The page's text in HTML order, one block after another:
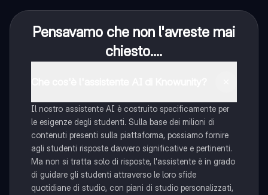
Pensavamo che non l'avreste mai
chiesto....
Il nostro assistente AI è costruito specificamente per
le esigenze degli studenti. Sulla base dei milioni di
contenuti presenti sulla piattaforma, possiamo fornire
agli studenti risposte davvero significative e pertinenti.
Ma non si tratta solo di risposte, l'assistente è in grado
di guidare gli studenti attraverso le loro sfide
quotidiane di studio, con piani di studio personalizzati,